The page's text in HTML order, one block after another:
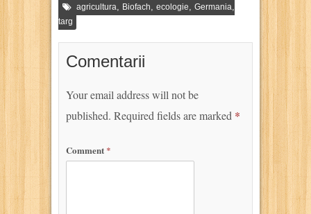
agricultura Biofach ecologie Germania
targ
Comentarii
Your email address will not be
published. Required fields are marked *
Comment *